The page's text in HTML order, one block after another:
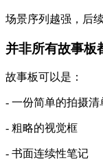
场景序列越强，后
并非所有故事板
故事板可以是：
- 一份简单的拍摄清
- 粗略的视觉框
- 书面连续性笔记